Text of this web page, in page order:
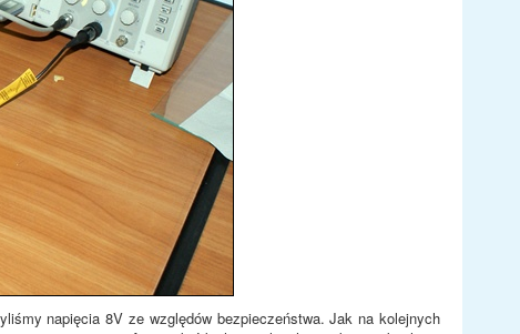
napięcia 8V ze względów bezpieczeństwa. Jak na kolejnych